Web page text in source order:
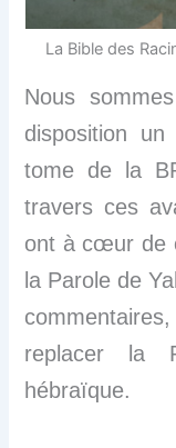
La Bible des
Nous
disposition
tome de la
travers ces
ont à cœur de
la Parole de
replacer la
hébraïque.